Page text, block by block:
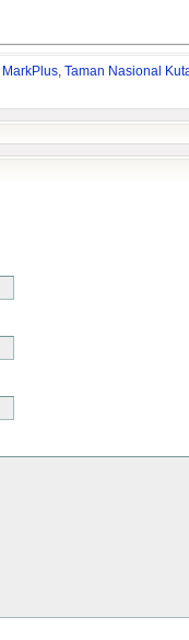
MarkPlus, Taman Nasional